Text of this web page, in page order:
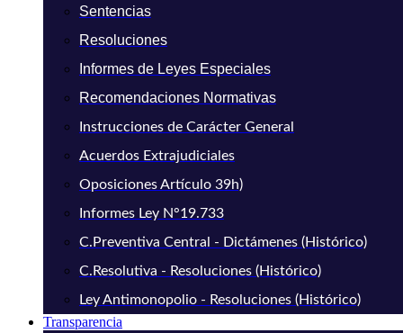
Sentencias
Resoluciones
Informes de Leyes Especiales
Recomendaciones Normativas
Instrucciones de Carácter General
Acuerdos Extrajudiciales
Oposiciones Artículo 39h)
Informes Ley N°19.733
C.Preventiva Central - Dictámenes (Histórico)
C.Resolutiva - Resoluciones (Histórico)
Ley Antimonopolio - Resoluciones (Histórico)
Transparencia